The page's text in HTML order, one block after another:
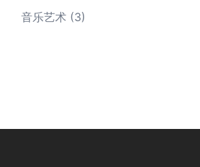
音乐艺术 (3)